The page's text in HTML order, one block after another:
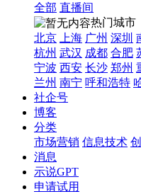
全部 直播间
热门城市
北京
上海 广州 深圳
杭州 武汉 成都 合肥
宁波 西安 长沙 郑州
兰州 南宁 呼和浩特
社企号
博客
分类
市场营销 信息技术
消息
示说GPT
申请试用